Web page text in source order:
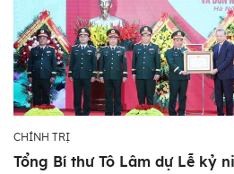
CHÍNH TRỊ
Tổng Bí thư Tô Lâm dự Lễ kỷ